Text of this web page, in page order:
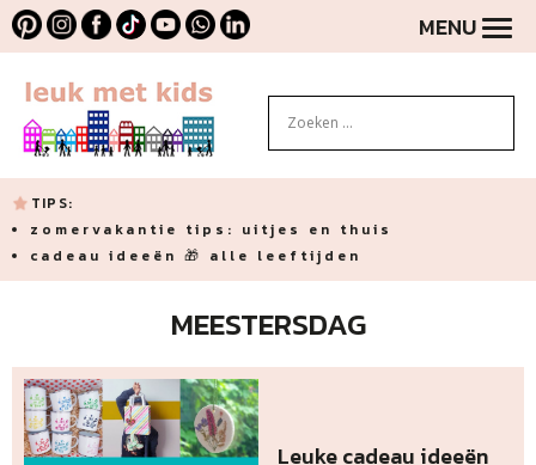
MENU
TIPS:
zomervakantie tips: uitjes en thuis
cadeau ideeën 🎁 alle leeftijden
MEESTERSDAG
Leuke cadeau ideeën